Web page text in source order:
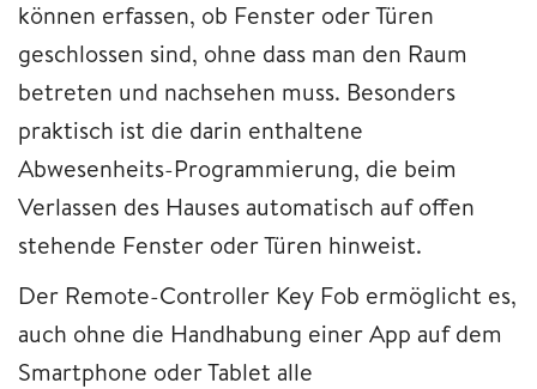
können erfassen, ob Fenster oder Türen
geschlossen sind, ohne dass man den Raum
betreten und nachsehen muss. Besonders
praktisch ist die darin enthaltene
Abwesenheits-Programmierung, die beim
Verlassen des Hauses automatisch auf offen
stehende Fenster oder Türen hinweist.
Der Remote-Controller Key Fob ermöglicht es,
auch ohne die Handhabung einer App auf dem
Smartphone oder Tablet alle